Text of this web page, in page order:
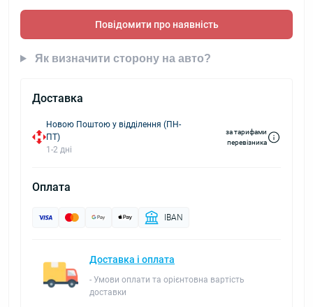
Повідомити про наявність
Як визначити сторону на авто?
Доставка
Новою Поштою у відділення (ПН-
ПТ)
1-2 дні
за тарифами
перевізника
Оплата
IBAN
Доставка і оплата
- Умови оплати та орієнтовна вартість
доставки